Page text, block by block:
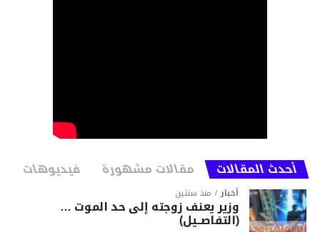
أحدث المقالات مقالات مشهورة فيديوهات
أخبار منذ سنتين
وزير يعنف زوجته إلى حد الموت …
(التفاصــيل)